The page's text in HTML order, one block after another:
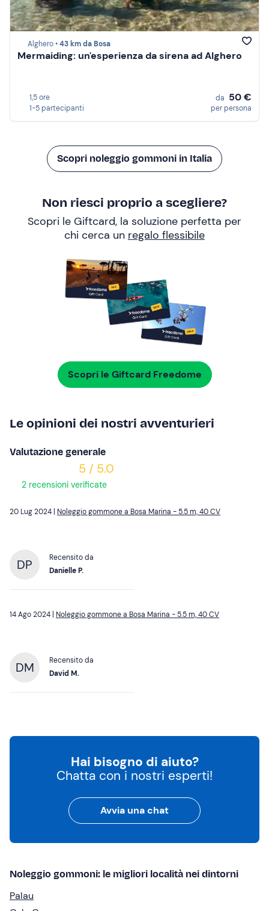
Alghero •43 km da Bosa
Mermaiding: un'esperienza da sirena ad Alghero
1,5 ore
1-5 partecipanti
da 50 €
per persona
Scopri noleggio gommoni in Italia
Non riesci proprio a scegliere?
Scopri le Giftcard, la soluzione perfetta per
chi cerca un regalo flessibile
Scopri le Giftcard Freedome
Le opinioni dei nostri avventurieri
Valutazione generale
5 / 5.0
2 recensioni verificate
20 Lug 2024 | Noleggio gommone a Bosa Marina - 5.5 m, 40 CV
DP
Recensito da
Danielle P.
14 Ago 2024 | Noleggio gommone a Bosa Marina - 5.5 m, 40 CV
DM
Recensito da
David M.
Hai bisogno di aiuto?
Chatta con i nostri esperti!
Avvia una chat
Noleggio gommoni: le migliori località nei dintorni
Palau